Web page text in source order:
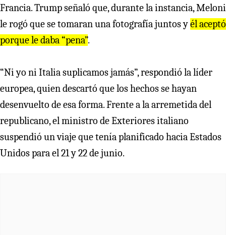
Francia. Trump señaló que, durante la instancia, Meloni
le rogó que se tomaran una fotografía juntos yél aceptó
porque le daba “pena”.
“Ni yo ni Italia suplicamos jamás”, respondió la líder
europea, quien descartó que los hechos se hayan
desenvuelto de esa forma. Frente a la arremetida del
republicano, el ministro de Exteriores italiano
suspendió un viaje que tenía planificado hacia Estados
Unidos para el 21 y 22 de junio.